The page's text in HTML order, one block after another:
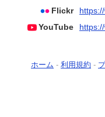
Flickr
YouTube
ホーム - 利用規約 -